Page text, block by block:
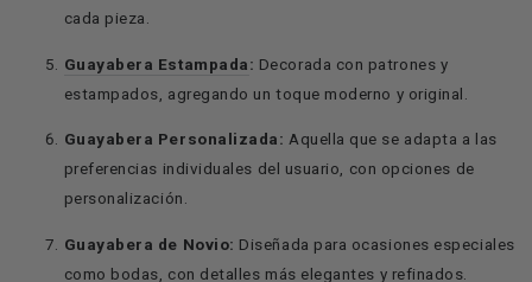
cada pieza.
Guayabera Estampada: Decorada con patrones y
estampados, agregando un toque moderno y original.
Guayabera Personalizada: Aquella que se adapta a las
preferencias individuales del usuario, con opciones de
personalización.
Guayabera de Novio: Diseñada para ocasiones especiales
como bodas, con detalles más elegantes y refinados.